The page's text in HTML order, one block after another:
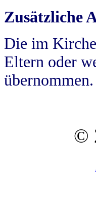
Zusätzliche
Die im
Eltern oder
übernommen.
©